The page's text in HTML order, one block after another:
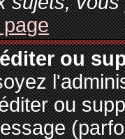
ou
ou